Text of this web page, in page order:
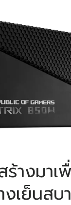
ร้างมาเ
งเย็นสบ